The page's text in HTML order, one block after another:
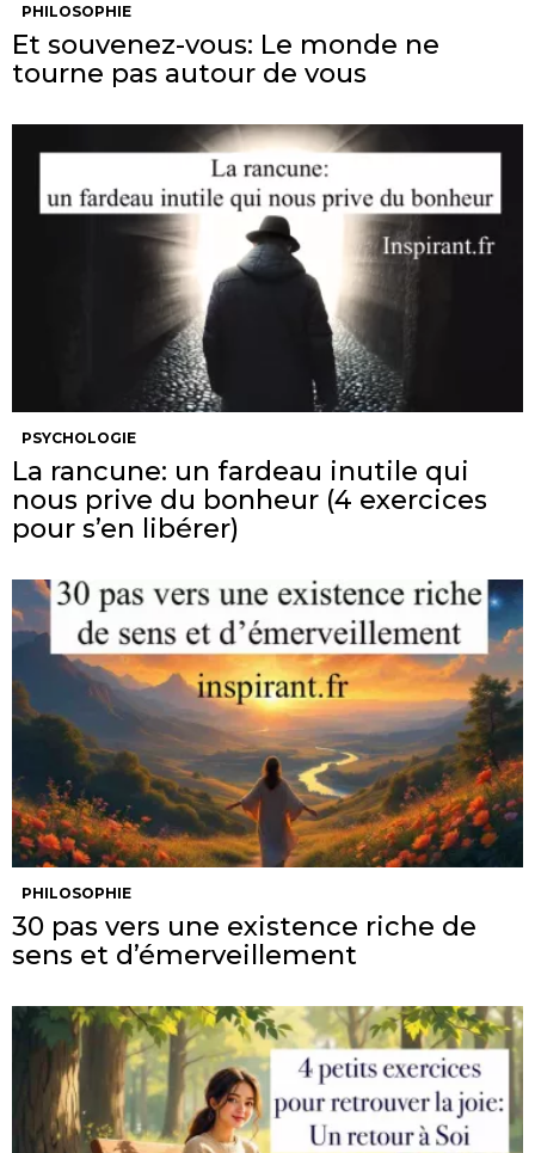
PHILOSOPHIE
Et souvenez-vous: Le monde ne
tourne pas autour de vous
PSYCHOLOGIE
La rancune: un fardeau inutile qui
nous prive du bonheur (4 exercices
pour s’en libérer)
PHILOSOPHIE
30 pas vers une existence riche de
sens et d’émerveillement